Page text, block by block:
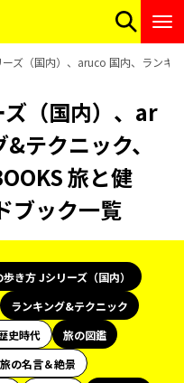
ズ（国内）、aruco 国内、ランキ
（国内）、ar
テクニック、
旅と健
ブック一覧
き方 Jシリーズ（国内）
ランキング&テクニック
史時代
旅の図鑑
の名言＆絶景